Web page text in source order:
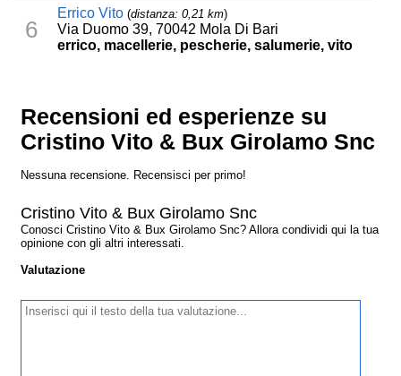
6
Errico Vito (distanza: 0,21 km)
Via Duomo 39, 70042 Mola Di Bari
errico, macellerie, pescherie, salumerie, vito
Recensioni ed esperienze su
Cristino Vito & Bux Girolamo Snc
Nessuna recensione. Recensisci per primo!
Cristino Vito & Bux Girolamo Snc
Conosci Cristino Vito & Bux Girolamo Snc? Allora condividi qui la tua
opinione con gli altri interessati.
Valutazione